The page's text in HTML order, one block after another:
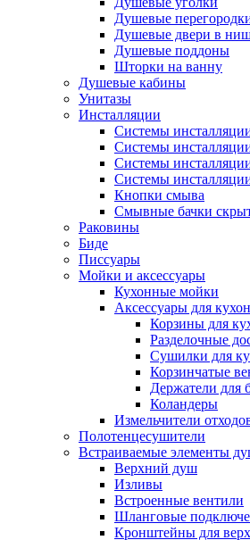
Душевые
Душевые двери в
Душевые поддоны
Шторки на ванну
Душевые кабины
Унитазы
Инсталляции
Системы
Системы
Системы
Системы
Кнопки смыва
Смывные бачки
Раковины
Биде
Писсуары
Мойки и аксессуары
Кухонные мойки
Аксессуары для
Корзины для
Разделочные
Сушилки для
Корзинчатые
Держатели для
Коландеры
Измельчители
Полотенцесушители
Встраиваемые элементы
Верхний душ
Изливы
Встроенные вентили
Шланговые
Кронштейны для